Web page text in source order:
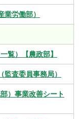
労働部）
覧）【農政部】
査委員事務局）
）事業改善シート